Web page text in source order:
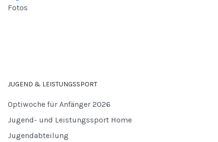
Fotos
JUGEND & LEISTUNGSSPORT
Optiwoche für Anfänger 2026
Jugend- und Leistungssport Home
Jugendabteilung